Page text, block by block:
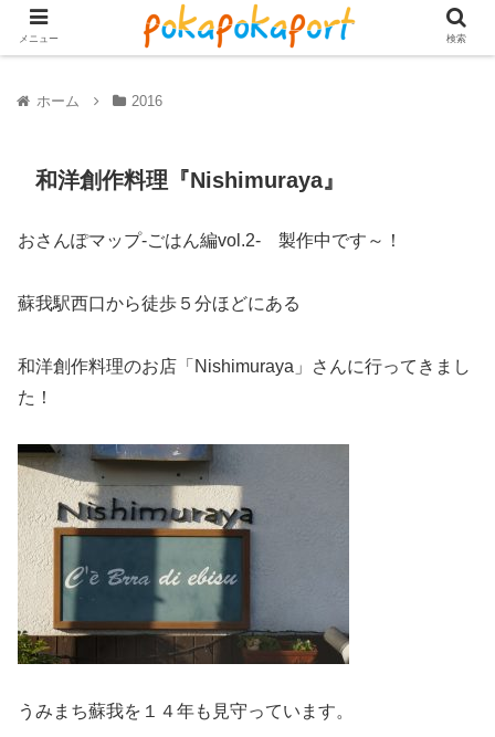
ホーム 2016
和洋創作料理『Nishimuraya』
おさんぽマップ-ごはん編vol.2- 製作中です～！
蘇我駅西口から徒歩５分ほどにある
和洋創作料理のお店「Nishimuraya」さんに行ってきまし
た！
うみまち蘇我を１４年も見守っています。
メニュー 検索